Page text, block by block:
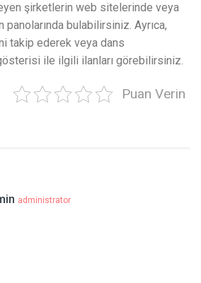
şirketlerin web sitelerinde veya
panolarında bulabilirsiniz. Ayrıca,
takip ederek veya dans
ile ilgili ilanları görebilirsiniz.
Puan Verin
administrator